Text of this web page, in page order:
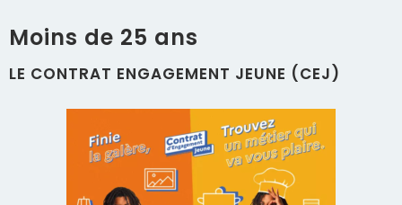
Moins de 25 ans
LE CONTRAT ENGAGEMENT JEUNE (CEJ)